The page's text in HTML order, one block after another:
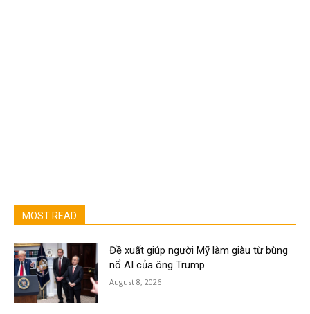
MOST READ
Đề xuất giúp người Mỹ làm giàu từ bùng
nổ AI của ông Trump
August 8, 2026